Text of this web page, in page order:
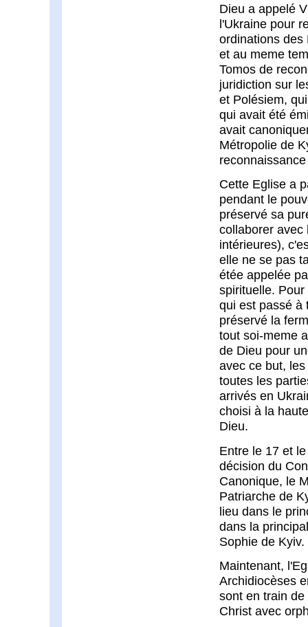
Dieu a appelé
l'Ukraine pour
ordinations des
et au meme
Tomos de
juridiction sur
et Polésiem,
qui avait été
avait
Métropolie de
Cette Eglise a
pendant le
préservé sa
collaborer avec
intérieures),
elle ne se pas
étée appelée
spirituelle.
qui est passé à
préservé la
tout soi-meme
de Dieu pour
avec ce but,
toutes les
arrivés en
choisi à la
Dieu.
Entre le 17 et
décision du
Canonique, le
Patriarche de
lieu dans le
dans la
Sophie de Kyiv.
Maintenant,
Archidiocèses
sont en train
Christ avec